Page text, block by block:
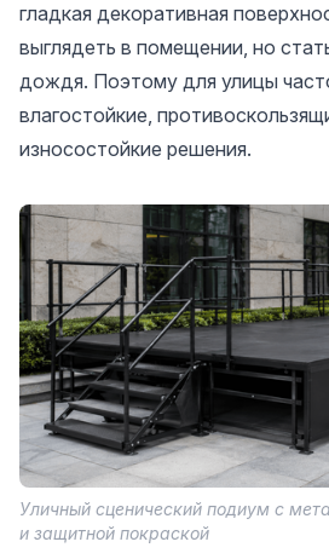
гладкая декоративная
выглядеть в помещении, но
дождя. Поэтому для улицы
влагостойкие,
износостойкие решения.
Уличный сценический подиум с
и защитной покраской